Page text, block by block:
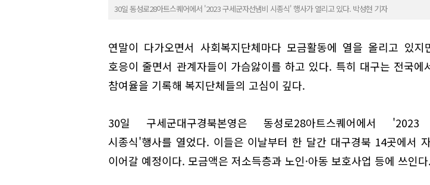
30일 동성로28아트스퀘어에서 '2023 구세군자선냄비 시종식' 행사가 열리고 있다. 박성현 기자
연말이 다가오면서 사회복지단체마다 모금활동에 열을 올리고 있지
호응이 줄면서 관계자들이 가슴앓이를 하고 있다. 특히 대구는 전국에
참여율을 기록해 복지단체들의 고심이 깊다.
30일 구세군대구경북본영은 동성로28아트스퀘어에서 '2023
시종식'행사를 열었다. 이들은 이날부터 한 달간 대구경북 14곳에서
이어갈 예정이다. 모금액은 저소득층과 노인·아동 보호사업 등에 쓰인다.